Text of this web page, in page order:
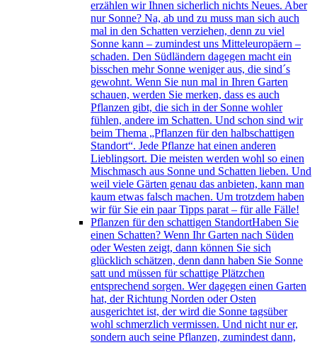
erzählen wir Ihnen sicherlich nichts Neues. Aber
nur Sonne? Na, ab und zu muss man sich auch
mal in den Schatten verziehen, denn zu viel
Sonne kann – zumindest uns Mitteleuropäern –
schaden. Den Südländern dagegen macht ein
bisschen mehr Sonne weniger aus, die sind´s
gewohnt. Wenn Sie nun mal in Ihren Garten
schauen, werden Sie merken, dass es auch
Pflanzen gibt, die sich in der Sonne wohler
fühlen, andere im Schatten. Und schon sind wir
beim Thema „Pflanzen für den halbschattigen
Standort“. Jede Pflanze hat einen anderen
Lieblingsort. Die meisten werden wohl so einen
Mischmasch aus Sonne und Schatten lieben. Und
weil viele Gärten genau das anbieten, kann man
kaum etwas falsch machen. Um trotzdem haben
wir für Sie ein paar Tipps parat – für alle Fälle!
Pflanzen für den schattigen StandortHaben Sie
einen Schatten? Wenn Ihr Garten nach Süden
oder Westen zeigt, dann können Sie sich
glücklich schätzen, denn dann haben Sie Sonne
satt und müssen für schattige Plätzchen
entsprechend sorgen. Wer dagegen einen Garten
hat, der Richtung Norden oder Osten
ausgerichtet ist, der wird die Sonne tagsüber
wohl schmerzlich vermissen. Und nicht nur er,
sondern auch seine Pflanzen, zumindest dann,